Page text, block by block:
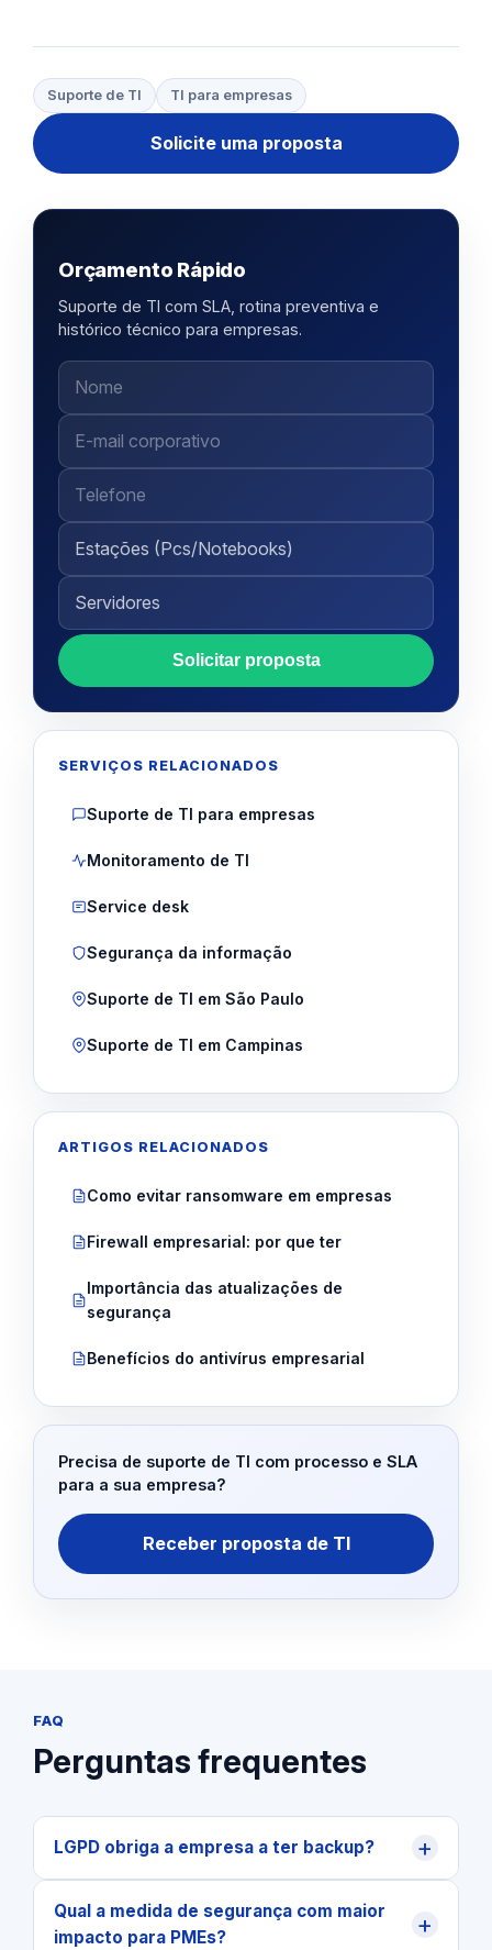
Suporte de TI TI para empresas
Solicite uma proposta
Orçamento Rápido
Suporte de TI com SLA, rotina preventiva e
histórico técnico para empresas.
Solicitar proposta
SERVIÇOS RELACIONADOS
Suporte de TI para empresas
Monitoramento de TI
Service desk
Segurança da informação
Suporte de TI em São Paulo
Suporte de TI em Campinas
ARTIGOS RELACIONADOS
Como evitar ransomware em empresas
Firewall empresarial: por que ter
Importância das atualizações de
segurança
Benefícios do antivírus empresarial
Precisa de suporte de TI com processo e SLA
para a sua empresa?
Receber proposta de TI
FAQ
Perguntas frequentes
LGPD obriga a empresa a ter backup? +
Qual a medida de segurança com maior
impacto para PMEs?
+